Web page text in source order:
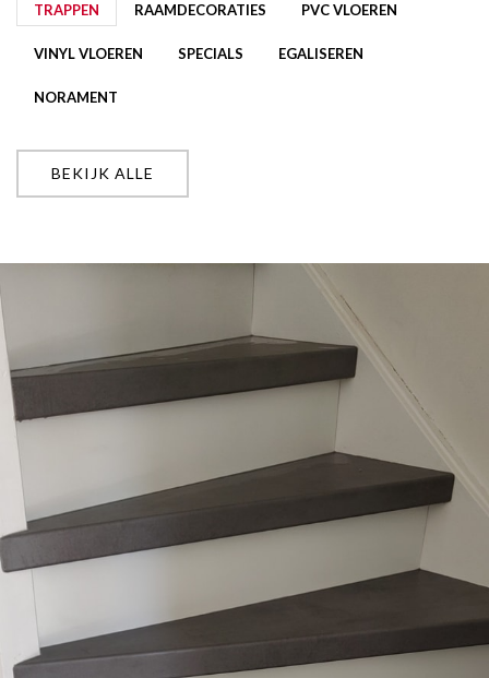
TRAPPEN RAAMDECORATIES PVC VLOEREN
VINYL VLOEREN SPECIALS EGALISEREN
NORAMENT
BEKIJK ALLE